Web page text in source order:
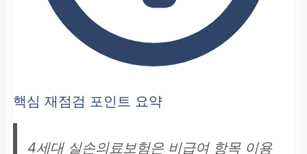
핵심 재점검 포인트 요약
4세대 실손의료보험은 비급여 항목 이용